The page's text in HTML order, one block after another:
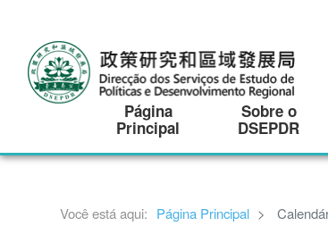
Página
Principal
Sobre o
DSEPDR
Você está aqui: Página Principal